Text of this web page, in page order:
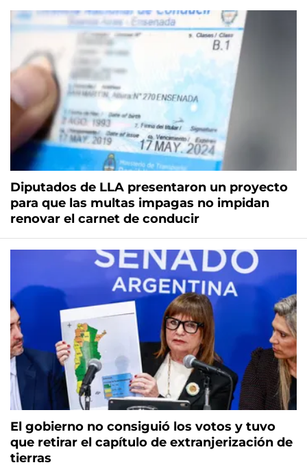
Diputados de LLA presentaron un proyecto
para que las multas impagas no impidan
renovar el carnet de conducir
El gobierno no consiguió los votos y tuvo
que retirar el capítulo de extranjerización de
tierras